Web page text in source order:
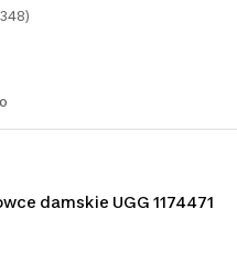
damskie UGG 1174471